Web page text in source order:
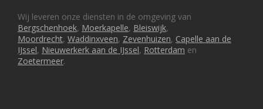
Wij leveren onze diensten in de omgeving van
Bergschenhoek, Moerkapelle, Bleiswijk,
Moordrecht, Waddinxveen, Zevenhuizen, Capelle aan de
IJssel, Nieuwerkerk aan de IJssel, Rotterdam en
Zoetermeer.